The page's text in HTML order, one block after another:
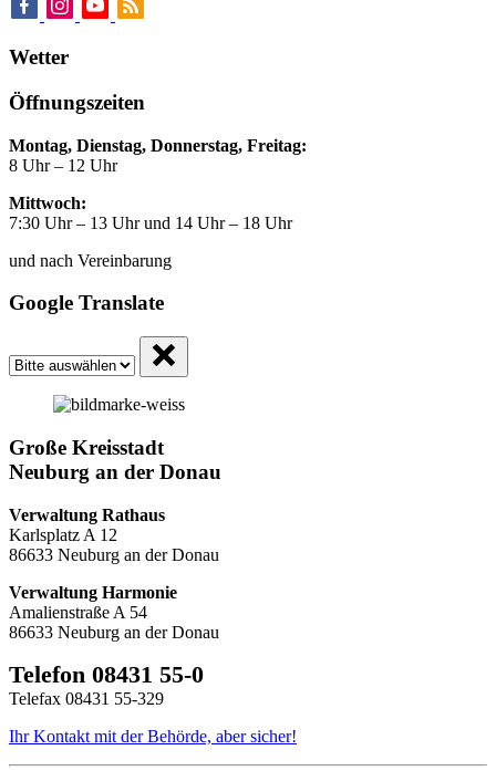
Wetter
Öffnungszeiten
Montag, Dienstag, Donnerstag, Freitag:
8 Uhr – 12 Uhr
Mittwoch:
7:30 Uhr – 13 Uhr und 14 Uhr – 18 Uhr
und nach Vereinbarung
Google Translate
Große Kreisstadt
Neuburg an der Donau
Verwaltung Rathaus
Karlsplatz A 12
86633 Neuburg an der Donau
Verwaltung Harmonie
Amalienstraße A 54
86633 Neuburg an der Donau
Telefon 08431 55-0
Telefax 08431 55-329
Ihr Kontakt mit der Behörde, aber sicher!